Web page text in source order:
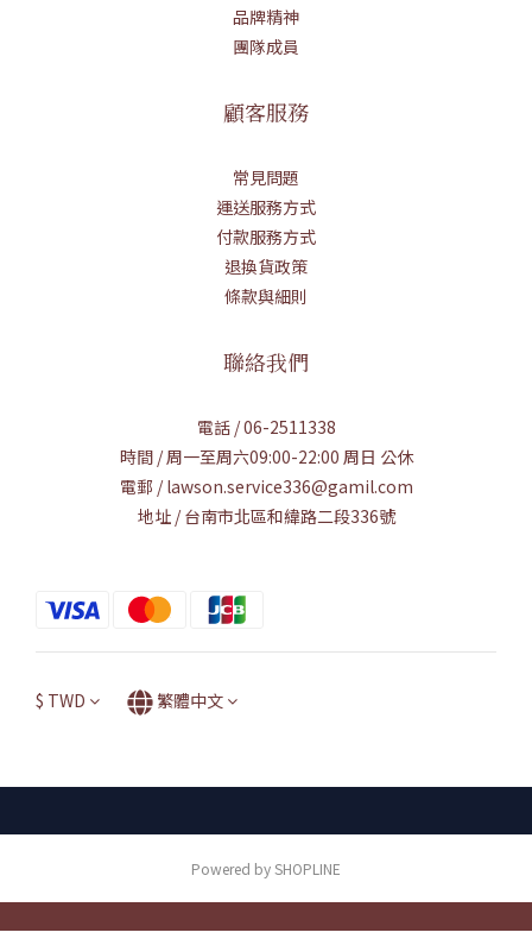
品牌精神
團隊成員
顧客服務
常見問題
運送服務方式
付款服務方式
退換貨政策
條款與細則
聯絡我們
電話 / 06-2511338
時間 / 周一至周六09:00-22:00 周日 公休
電郵 / lawson.service336@gamil.com
地址 / 台南市北區和緯路二段336號
$ TWD 繁體中文
Powered by SHOPLINE